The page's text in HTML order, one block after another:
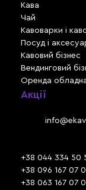
Кава
Чай
Кавоварки і
Посуд і
Кавовий бізнес
Вендинговий
Оренда
Акції
+38 044 334 50
+38 096 167 07
+38 063 167 07